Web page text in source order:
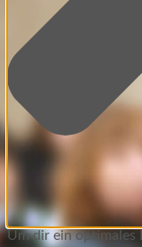
Um dir ein optimales